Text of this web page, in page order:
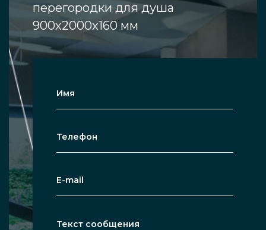
перегородки для душа
900х2000х160 мм